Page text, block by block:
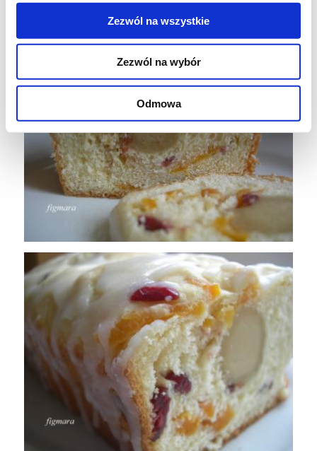
Zezwól na wszystkie
Zezwól na wybór
Odmowa
Wykorzystałam połowę z zarobionego ciasta.